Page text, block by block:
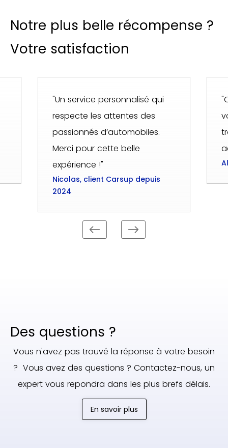
Notre plus belle récompense ?
Votre satisfaction
"Un service personnalisé qui
respecte les attentes des
passionnés d’automobiles.
Merci pour cette belle
expérience !"
Nicolas, client Carsup depuis
2024
Des questions ?
Vous n'avez pas trouvé la réponse à votre besoin
? Vous avez des questions ? Contactez-nous, un
expert vous repondra dans les plus brefs délais.
En savoir plus